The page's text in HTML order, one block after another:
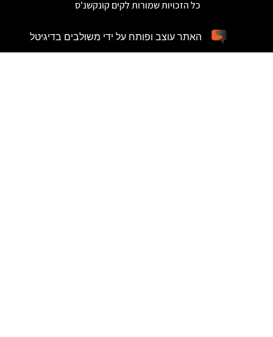
כל הזכויות שמורות לקים קונקשנ'ס
האתר עוצב ופותח על ידי משולבים בדיגיטל